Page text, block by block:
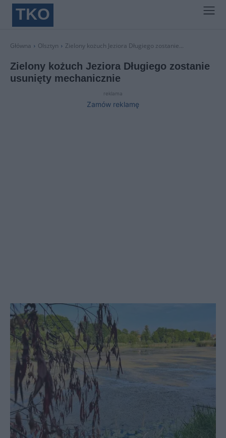
TKO
Główna Olsztyn Zielony kożuch Jeziora Długiego zostanie...
Zielony kożuch Jeziora Długiego zostanie
usunięty mechanicznie
reklama
Zamów reklamę